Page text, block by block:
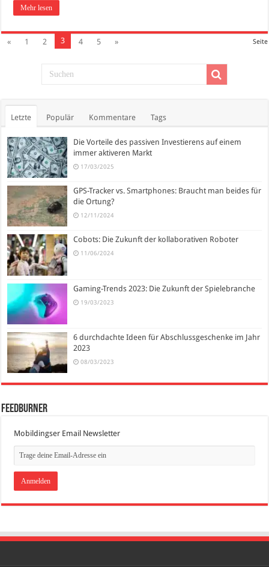
Mehr lesen
Seite
« 1 2 3 4 5 »
Letzte Populär Kommentare Tags
Die Vorteile des passiven Investierens auf einem
immer aktiveren Markt
17/03/2025
GPS-Tracker vs. Smartphones: Braucht man beides für
die Ortung?
12/11/2024
Cobots: Die Zukunft der kollaborativen Roboter
11/06/2024
Gaming-Trends 2023: Die Zukunft der Spielebranche
19/03/2023
6 durchdachte Ideen für Abschlussgeschenke im Jahr
2023
08/03/2023
FeedBurner
Mobildingser Email Newsletter